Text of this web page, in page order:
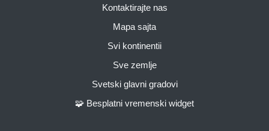
Kontaktirajte nas
Mapa sajta
Svi kontinentii
Sve zemlje
Svetski glavni gradovi
🧩 Besplatni vremenski widget